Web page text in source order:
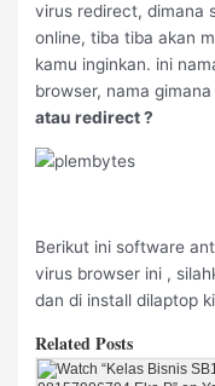
virus redirect, dimana
online, tiba tiba akan
kamu inginkan. ini
browser, nama
atau redirect ?
Berikut ini software
virus browser ini ,
dan di install dilaptop
Related Posts